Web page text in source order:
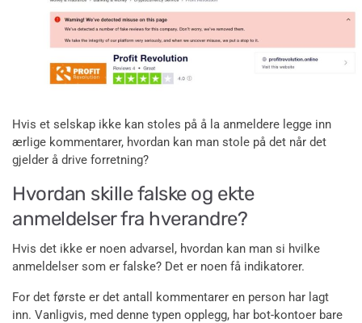
Hvis et selskap ikke kan stoles på å la anmeldere legge inn
ærlige kommentarer, hvordan kan man stole på det når det
gjelder å drive forretning?
Hvordan skille falske og ekte
anmeldelser fra hverandre?
Hvis det ikke er noen advarsel, hvordan kan man si hvilke
anmeldelser som er falske? Det er noen få indikatorer.
For det første er det antall kommentarer en person har lagt
inn. Vanligvis, med denne typen opplegg, har bot-kontoer bare